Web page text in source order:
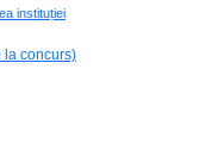
instituției
la concurs)